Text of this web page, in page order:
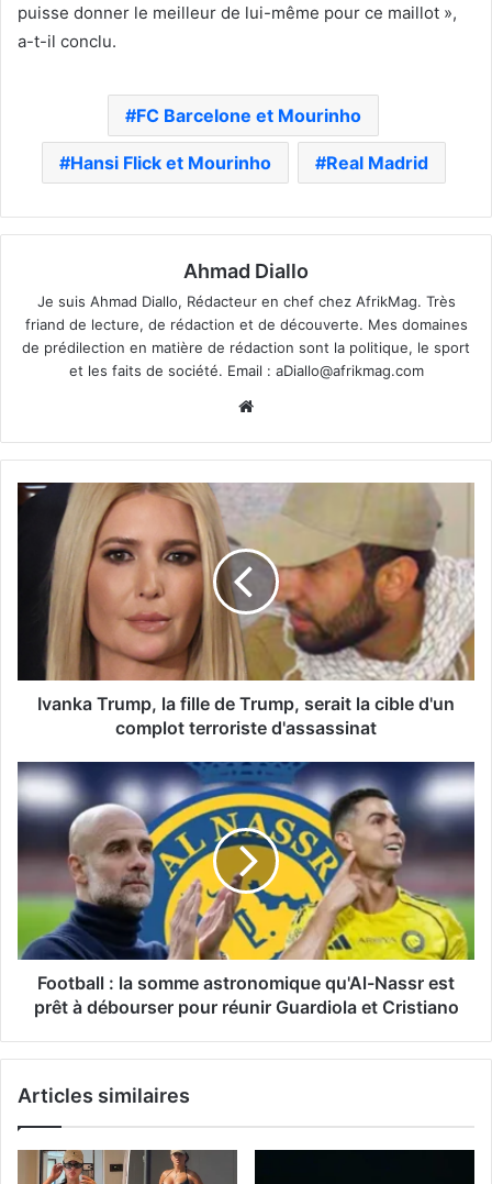
puisse donner le meilleur de lui-même pour ce maillot »,
a-t-il conclu.
FC Barcelone et Mourinho
Hansi Flick et Mourinho Real Madrid
Ahmad Diallo
Je suis Ahmad Diallo, Rédacteur en chef chez AfrikMag. Très
friand de lecture, de rédaction et de découverte. Mes domaines
de prédilection en matière de rédaction sont la politique, le sport
et les faits de société. Email : aDiallo@afrikmag.com
Ivanka Trump, la fille de Trump, serait la cible d'un
complot terroriste d'assassinat
Football : la somme astronomique qu'Al-Nassr est
prêt à débourser pour réunir Guardiola et Cristiano
Articles similaires